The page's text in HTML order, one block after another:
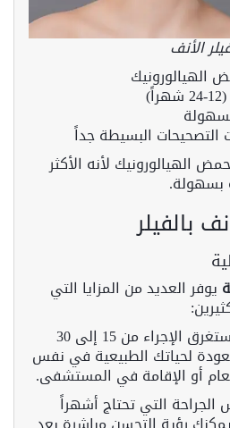
الأنف
الهيالورونيك
البسيطة جداً
الهيالورونيك لأنه الأكثر
بسهولة.
بالفيلر
يوفر العديد من المزايا التي
يستغرق الإجراء من 15 إلى 30
لحياتك الطبيعية في نفس
أو الإقامة في المستشفى.
التي تحتاج أشهراً